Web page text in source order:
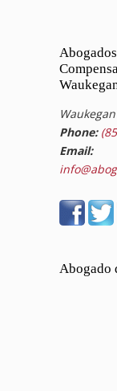
Phone:
Email:
Abogado